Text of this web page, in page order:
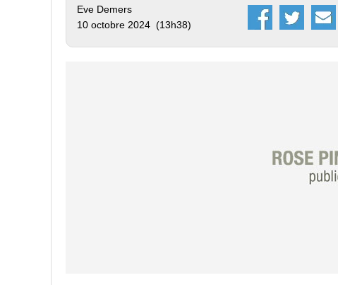
Eve Demers
10 octobre 2024 (13h38)